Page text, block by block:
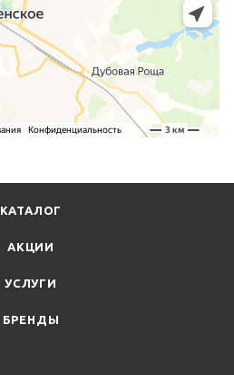
КАТАЛОГ
АКЦИИ
УСЛУГИ
БРЕНДЫ